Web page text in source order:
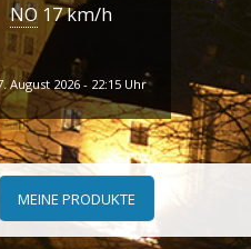
NO 17km/h
August 2026 - 22:15 Uhr
MEINE PRODUKTE